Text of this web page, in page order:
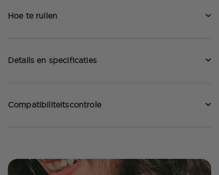
Hoe te ruilen
Details en specificaties
Compatibiliteitscontrole